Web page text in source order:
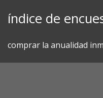
índice de
comprar la anualidad